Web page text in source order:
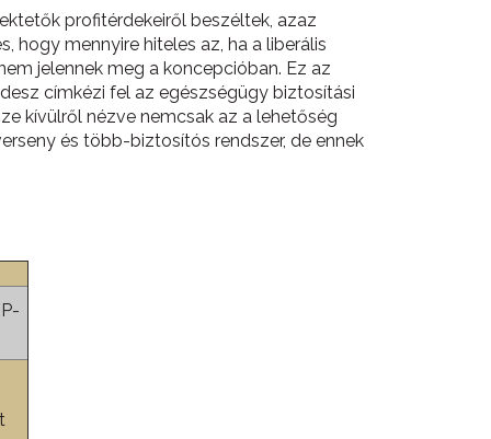
profitérdekeiről beszéltek, azaz
hogy mennyire hiteles az, ha a liberális
jelennek meg a koncepcióban. Ez az
címkézi fel az egészségügy biztosítási
kívülről nézve nemcsak az a lehetőség
és több-biztosítós rendszer, de ennek